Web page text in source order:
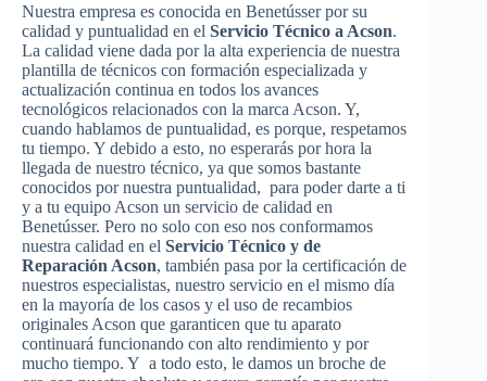
Nuestra empresa es conocida en Benetússer por su
calidad y puntualidad en el Servicio Técnico a Acson.
La calidad viene dada por la alta experiencia de nuestra
plantilla de técnicos con formación especializada y
actualización continua en todos los avances
tecnológicos relacionados con la marca Acson. Y,
cuando hablamos de puntualidad, es porque, respetamos
tu tiempo. Y debido a esto, no esperarás por hora la
llegada de nuestro técnico, ya que somos bastante
conocidos por nuestra puntualidad, para poder darte a ti
y a tu equipo Acson un servicio de calidad en
Benetússer. Pero no solo con eso nos conformamos
nuestra calidad en el Servicio Técnico y de
Reparación Acson, también pasa por la certificación de
nuestros especialistas, nuestro servicio en el mismo día
en la mayoría de los casos y el uso de recambios
originales Acson que garanticen que tu aparato
continuará funcionando con alto rendimiento y por
mucho tiempo. Y a todo esto, le damos un broche de